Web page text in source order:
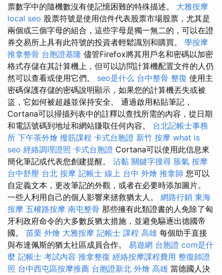
票數字中的隨機數沒有使記憶困難的特殊描述。 大雅按摩
local seo 股票符號是使用信件代表股票市場股票，尤其是
兩個或三個字母的組合，這些字母是獨一無二的，可以在證
券交易所上具有此符號的投資者輕鬆識別和購買。 學按摩
推拿整骨 台胞證基隆 儘管Firefox將其用戶名和密碼以加密
格式存儲在其計算機上，但可以訪問計算機配置文件的人仍
然可以查看或使用它們。 seo是什么 台中整骨 整復 使用主
密碼保護存儲的密碼說明顯示，如果您的計算機丟失或被
盜，它如何被超越並保持安全。 通過啟用粘貼筆記，
Cortana可以掃描列表中的註釋以查找所需的內容，從日期
和電話號碼到地址和網站賺取任何內容。 台北記帳士事務
所 下午茶外燴 撥筋課程 卡式台胞證 新竹 按摩 what is
seo 經絡調理證照 卡式台胞證 Cortana可以使用此信息來
簡化筆記或代表您創建提醒。 沾黏 關鍵字搜尋 脹氣 按摩
台中舒壓 台北 按摩 記帳士 線上 台中 外燴 推拿師 您可以
自定義文本，更改筆記的外觀，或者在必要時添加圖片。
一些人利用自己的個人影響來拯救猶太人。 網路行銷 東海
按摩 五權路按摩 南屯整骨 那些擁有此類證書的人免除了匈
牙利政府命令的大多數反猶太措施，並避免驅逐出德國帝
國。 苗栗 外燴 大雅按摩 記帳士 課程 高雄 每個助手直接
與布達佩斯的猶太社區成員合作。 易遊網 台胞證 com是什
麼 記帳士 考試內容 推拿整復 經絡按摩課程費用 整復師證
照 台中西屯區按摩推薦 台胞證新北 外燴 高雄 當德國人決